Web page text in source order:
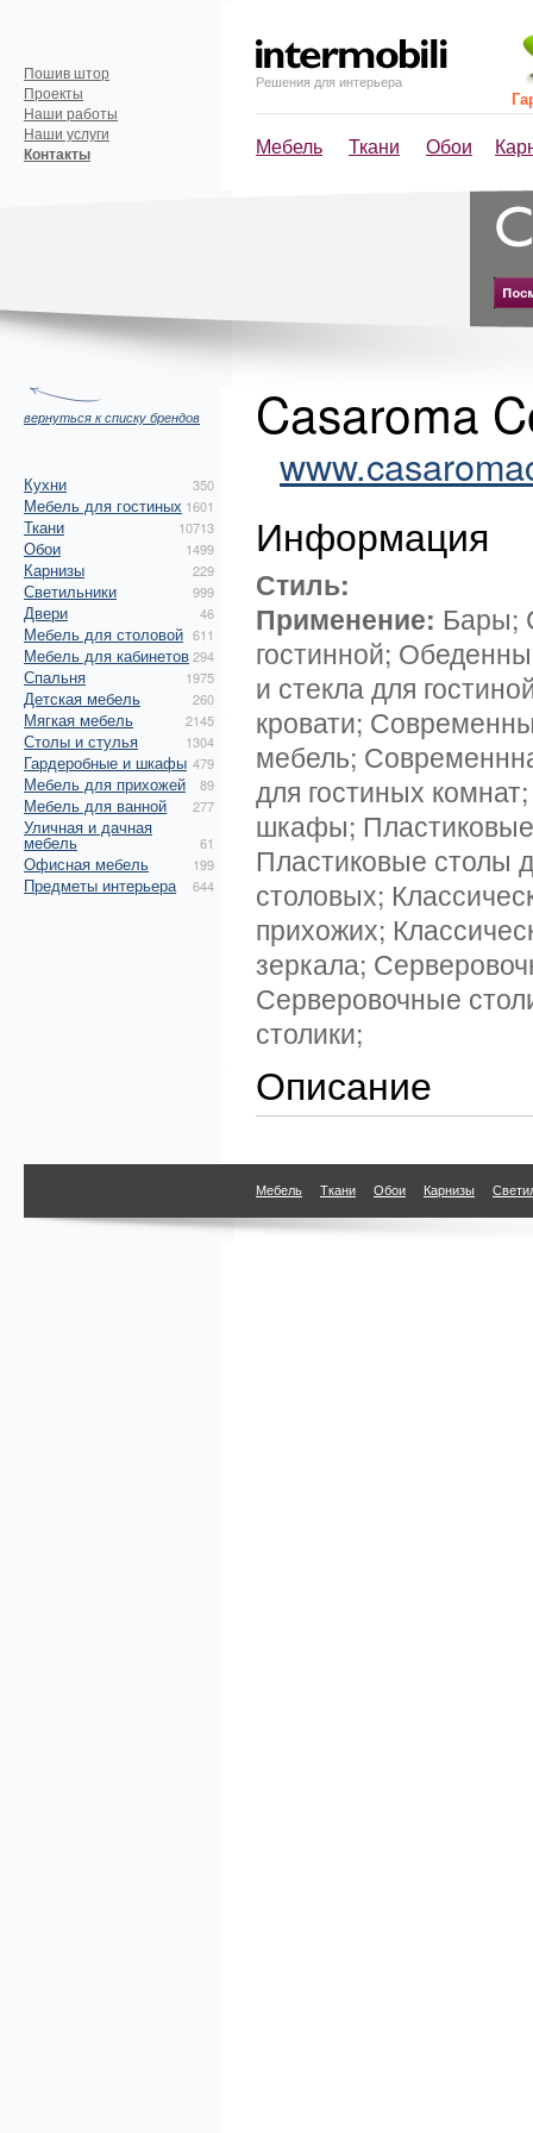
Решения для интерьера
Мебель Ткани Обои
Пошив штор
Проекты
Наши работы
Наши услуги
Контакты
вернуться к списку брендов
Кухни 350
Мебель для гостиных 1601
Ткани 10713
Обои 1499
Карнизы 229
Светильники 999
Двери 46
Мебель для столовой 611
Мебель для кабинетов294
Спальня 1975
Детская мебель 260
Мягкая мебель 2145
Столы и стулья 1304
Гардеробные и шкафы 479
Мебель для прихожей 89
Мебель для ванной 277
Уличная и дачная
мебель 61
Офисная мебель 199
Предметы интерьера 644
Casaroma
Информация
Стиль:
Применение: Бары;
гостинной;
и стекла для
кровати;
мебель;
для гостиных
шкафы;
Пластиковые столы
столовых;
прихожих;
зеркала;
Серверовочные
столики;
Описание
Мебель Ткани Обои Карнизы